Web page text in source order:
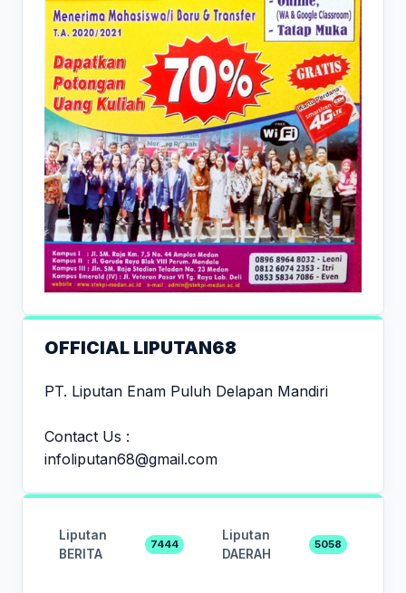
OFFICIAL LIPUTAN68
PT. Liputan Enam Puluh Delapan Mandiri
Contact Us :
infoliputan68@gmail.com
Liputan
BERITA
7444
Liputan
DAERAH
5058